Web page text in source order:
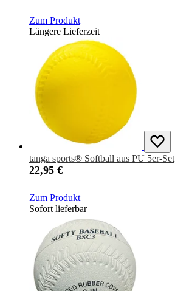
Zum Produkt
Längere Lieferzeit
tanga sports® Softball aus PU 5er-Set
22,95 €
Zum Produkt
Sofort lieferbar